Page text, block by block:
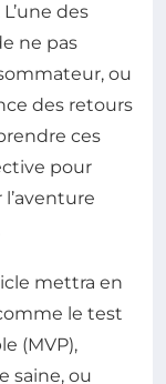
des
ne pas
ou
des retours
ces
pour
mettra en
le test
(MVP),
saine, ou